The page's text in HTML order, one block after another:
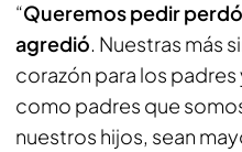
“Queremos pedir
agredió. Nuestras más
corazón para los padres
como padres que
nuestros hijos, sean